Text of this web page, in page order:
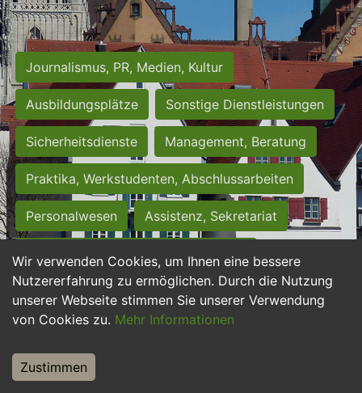
Wir verwenden Cookies, um Ihnen eine bessere
Nutzererfahrung zu ermöglichen. Durch die Nutzung
unserer Webseite stimmen Sie unserer Verwendung
von Cookies zu. Mehr Informationen
Zustimmen
Journalismus, PR, Medien, Kultur
Ausbildungsplätze Sonstige Dienstleistungen
Sicherheitsdienste Management, Beratung
Praktika, Werkstudenten, Abschlussarbeiten
Personalwesen Assistenz, Sekretariat
Hilfskräfte, Aushilfs- und Nebenjobs
Einkauf, Logistik, Materialwirtschaft
Weiterbildung, Studium, duale Ausbildung
Tourismus